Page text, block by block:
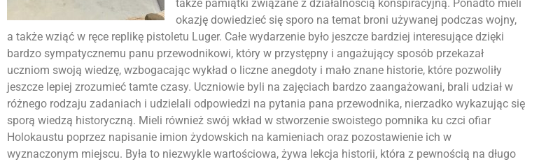
także pamiątki związane z działalnością konspiracyjną. Ponadto mieli
okazję dowiedzieć się sporo na temat broni używanej podczas wojny,
a także wziąć w ręce replikę pistoletu Luger. Całe wydarzenie było jeszcze bardziej interesujące dzięki
bardzo sympatycznemu panu przewodnikowi, który w przystępny i angażujący sposób przekazał
uczniom swoją wiedzę, wzbogacając wykład o liczne anegdoty i mało znane historie, które pozwoliły
jeszcze lepiej zrozumieć tamte czasy. Uczniowie byli na zajęciach bardzo zaangażowani, brali udział w
różnego rodzaju zadaniach i udzielali odpowiedzi na pytania pana przewodnika, nierzadko wykazując się
sporą wiedzą historyczną. Mieli również swój wkład w stworzenie swoistego pomnika ku czci ofiar
Holokaustu poprzez napisanie imion żydowskich na kamieniach oraz pozostawienie ich w
wyznaczonym miejscu. Była to niezwykle wartościowa, żywa lekcja historii, która z pewnością na długo